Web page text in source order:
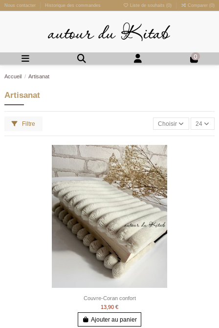
Nous contacter Historique des commandes Liste de souhaits (0) Comparer (0)
0
Accueil Artisanat
Artisanat
Filtre Choisir 24
Couvre-Coran confort
13,90 €
Ajouter au panier